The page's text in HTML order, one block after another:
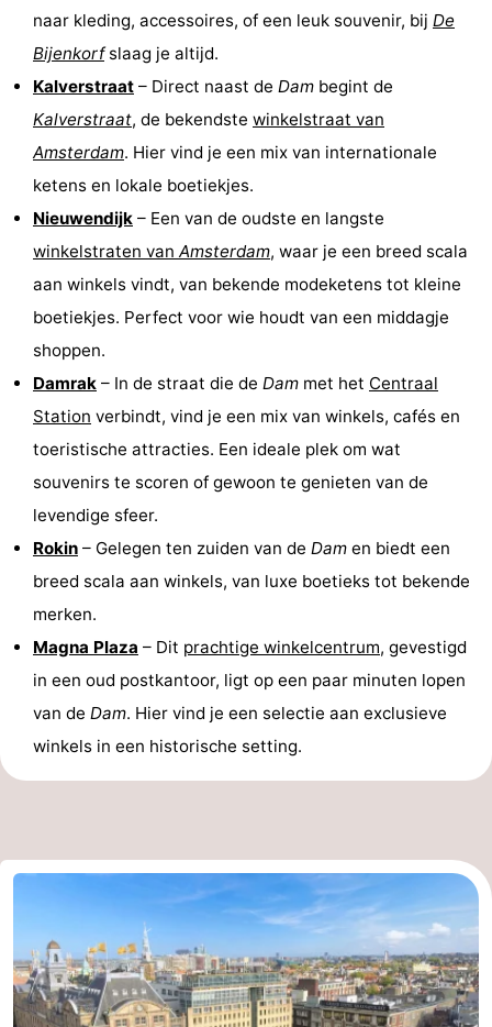
naar kleding, accessoires, of een leuk souvenir, bij De
Bijenkorfslaag je altijd.
Kalverstraat – Direct naast de Dam begint de
Kalverstraat, de bekendste winkelstraat van
Amsterdam. Hier vind je een mix van internationale
ketens en lokale boetiekjes.
Nieuwendijk – Een van de oudste en langste
winkelstraten van Amsterdam, waar je een breed scala
aan winkels vindt, van bekende modeketens tot kleine
boetiekjes. Perfect voor wie houdt van een middagje
shoppen.
Damrak – In de straat die de Dam met het Centraal
Station verbindt, vind je een mix van winkels, cafés en
toeristische attracties. Een ideale plek om wat
souvenirs te scoren of gewoon te genieten van de
levendige sfeer.
Rokin – Gelegen ten zuiden van de Dam en biedt een
breed scala aan winkels, van luxe boetieks tot bekende
merken.
Magna Plaza – Dit prachtige winkelcentrum, gevestigd
in een oud postkantoor, ligt op een paar minuten lopen
van de Dam. Hier vind je een selectie aan exclusieve
winkels in een historische setting.